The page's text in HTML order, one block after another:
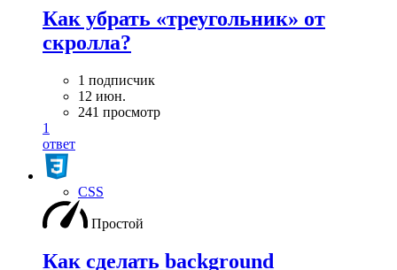
Как убрать «треугольник» от
скролла?
1 подписчик
12 июн.
241 просмотр
1
ответ
CSS
Простой
Как сделать background